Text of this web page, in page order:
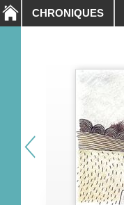
CHRONIQUES